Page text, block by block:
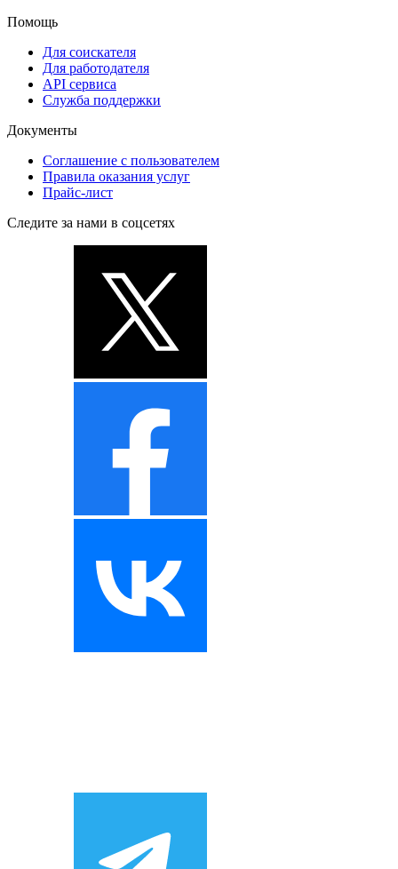
Помощь
Для соискателя
Для работодателя
API сервиса
Служба поддержки
Документы
Соглашение с пользователем
Правила оказания услуг
Прайс-лист
Следите за нами в соцсетях